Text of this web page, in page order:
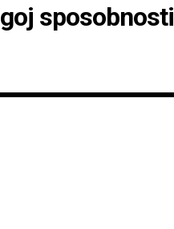
sposobnosti